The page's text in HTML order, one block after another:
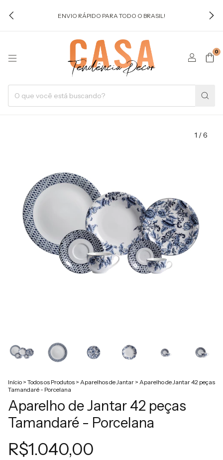
ENVIO RÁPIDO PARA TODO O BRASIL!
0
1 /6
Início > Todos os Produtos > Aparelhos de Jantar > Aparelho de Jantar 42 peças
Tamandaré - Porcelana
Aparelho de Jantar 42 peças
Tamandaré - Porcelana
R$1.040,00